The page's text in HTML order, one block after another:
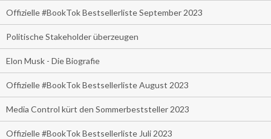
Offizielle #BookTok Bestsellerliste September 2023
Politische Stakeholder überzeugen
Elon Musk - Die Biografie
Offizielle #BookTok Bestsellerliste August 2023
Media Control kürt den Sommerbeststeller 2023
Offizielle #BookTok Bestsellerliste Juli 2023